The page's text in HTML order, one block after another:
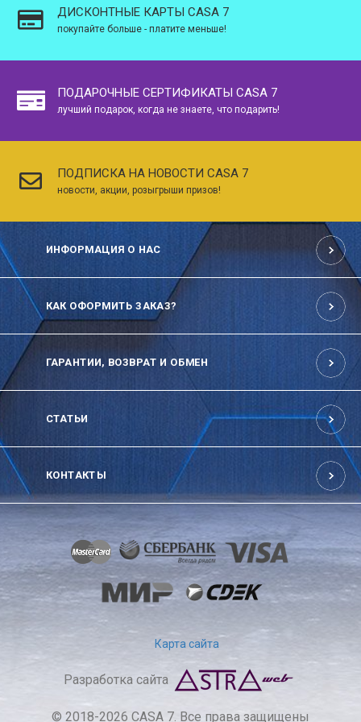
ДИСКОНТНЫЕ КАРТЫ CASA 7
покупайте больше - платите меньше!
ПОДАРОЧНЫЕ СЕРТИФИКАТЫ CASA 7
лучший подарок, когда не знаете, что подарить!
ПОДПИСКА НА НОВОСТИ CASA 7
новости, акции, розыгрыши призов!
ИНФОРМАЦИЯ О НАС
КАК ОФОРМИТЬ ЗАКАЗ?
ГАРАНТИИ, ВОЗВРАТ И ОБМЕН
СТАТЬИ
КОНТАКТЫ
Карта сайта
Разработка сайта
© 2018-2026 CASA 7. Все права защищены